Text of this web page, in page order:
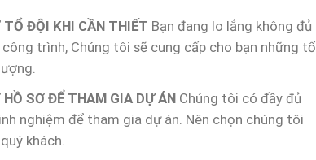
ĐỘI KHI CẦN THIẾT Bạn đang lo lắng không đủ
trình, Chúng tôi sẽ cung cấp cho bạn những tổ
SƠ ĐỂ THAM GIA DỰ ÁNChúng tôi có đầy đủ
nghiệm để tham gia dự án. Nên chọn chúng tôi
khách.